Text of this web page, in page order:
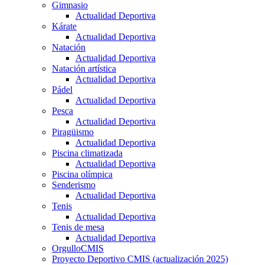
Gimnasio
Actualidad Deportiva
Kárate
Actualidad Deportiva
Natación
Actualidad Deportiva
Natación artística
Actualidad Deportiva
Pádel
Actualidad Deportiva
Pesca
Actualidad Deportiva
Piragüismo
Actualidad Deportiva
Piscina climatizada
Actualidad Deportiva
Piscina olímpica
Senderismo
Actualidad Deportiva
Tenis
Actualidad Deportiva
Tenis de mesa
Actualidad Deportiva
OrgulloCMIS
Proyecto Deportivo CMIS (actualización 2025)